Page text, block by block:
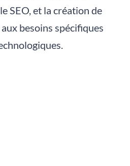
SEO, et la création de
besoins spécifiques